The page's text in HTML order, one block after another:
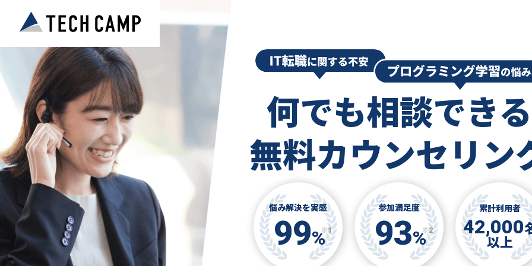
何でも相談できる
無料カウンセリン
悩み解決を実感
99%※1
参加満足度
93%※2
累計利用者
42,000
以上